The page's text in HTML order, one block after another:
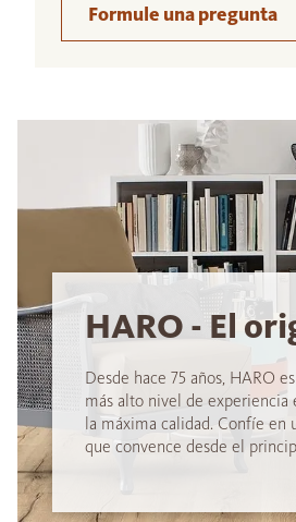
Formule una pregunta
HARO - El
Desde hace 75 años, HARO
más alto nivel de experiencia
la máxima calidad. Confíe en
que convence desde el